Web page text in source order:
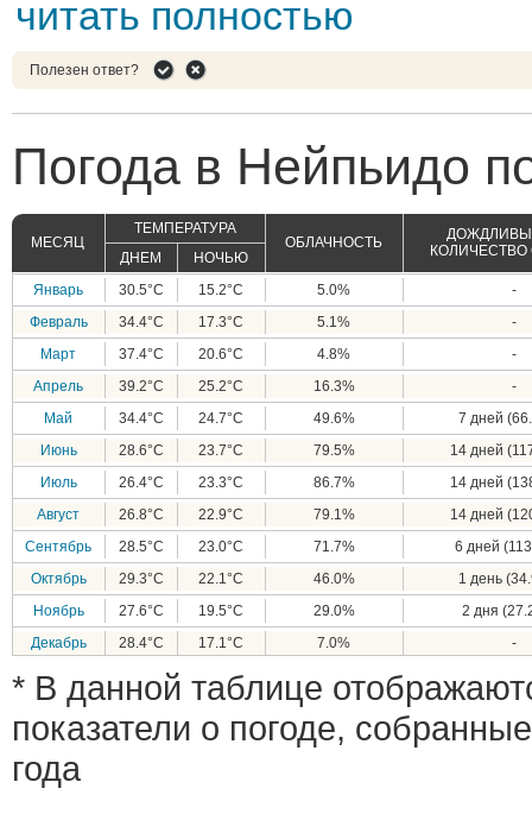
читать полностью
Полезен ответ?
Погода в Нейпьидо
МЕСЯЦ
ТЕМПЕРАТУРА
ОБЛАЧНОСТЬ
КОЛИЧЕСТВО
ДНЕМ
НОЧЬЮ
Январь
30.5°C 15.2°C 5.0%
-
Февраль
34.4°C 17.3°C 5.1%
-
Март
37.4°C 20.6°C 4.8%
-
Апрель
39.2°C 25.2°C 16.3%
-
Май
34.4°C 24.7°C 49.6%
7 дней
Июнь
28.6°C 23.7°C 79.5%
14 дней
Июль
26.4°C 23.3°C 86.7%
14 дней
Август
26.8°C 22.9°C 79.1%
14 дней
Сентябрь
28.5°C 23.0°C 71.7%
6 дней
Октябрь
29.3°C 22.1°C 46.0%
1 день
Ноябрь
27.6°C 19.5°C 29.0%
2 дня
Декабрь
28.4°C 17.1°C 7.0% -
* В данной таблице
показатели о погоде,
года